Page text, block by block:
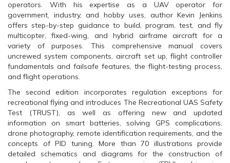
operators. With his expertise as a UAV operator for
government, industry, and hobby uses, author Kevin Jenkins
offers step-by-step guidance to build, program, test, and fly
multicopter, fixed-wing, and hybrid airframe aircraft for a
variety of purposes. This comprehensive manual covers
uncrewed system components, aircraft set up, flight controller
fundamentals and failsafe features, the flight-testing process,
and flight operations.
The second edition incorporates regulation exceptions for
recreational flying and introduces The Recreational UAS Safety
Test (TRUST), as well as offering new and updated
information on smart batteries, solving GPS complications,
drone photography, remote identification requirements, and the
concepts of PID tuning. More than 70 illustrations provide
detailed schematics and diagrams for the construction of